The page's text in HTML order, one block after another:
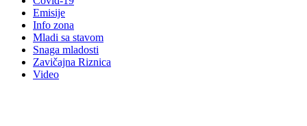
Emisije
Info zona
Mladi sa stavom
Snaga mladosti
Zavičajna Riznica
Video